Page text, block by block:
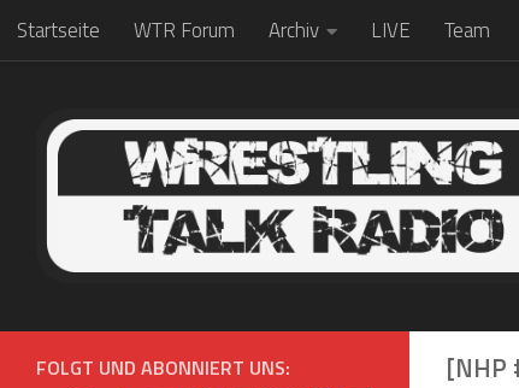
Zum Inhalt springen
Startseite WTR Forum Archiv LIVE Team
[NHP
FOLGT UND ABONNIERT UNS: